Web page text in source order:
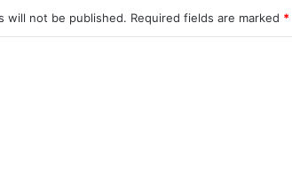
will not be published. Required fields are marked *